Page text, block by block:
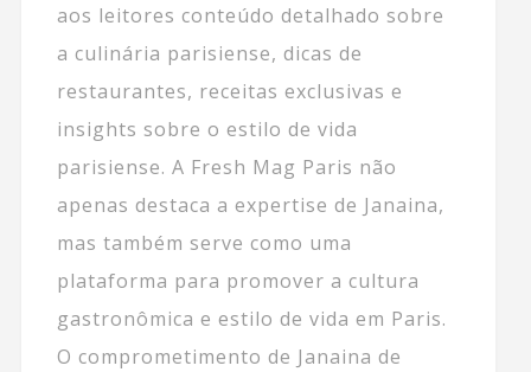
aos leitores conteúdo detalhado sobre
a culinária parisiense, dicas de
restaurantes, receitas exclusivas e
insights sobre o estilo de vida
parisiense. A Fresh Mag Paris não
apenas destaca a expertise de Janaina,
mas também serve como uma
plataforma para promover a cultura
gastronômica e estilo de vida em Paris.
O comprometimento de Janaina de